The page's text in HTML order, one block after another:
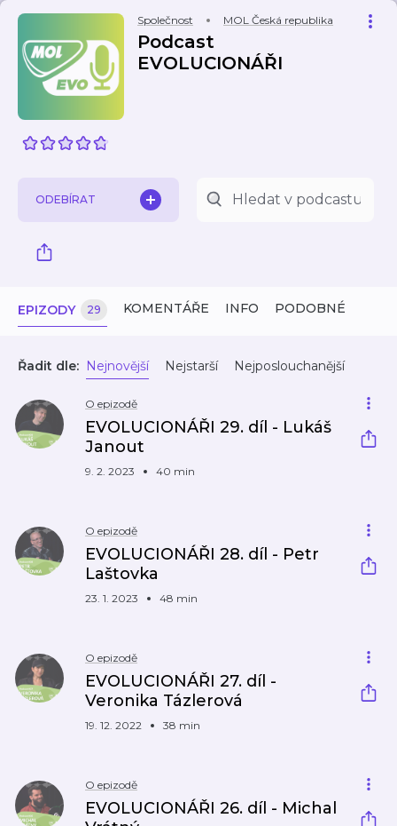
Společnost MOL Česká republika
Podcast
EVOLUCIONÁŘI
ODEBÍRAT
EPIZODY 29 KOMENTÁŘE INFO PODOBNÉ
Řadit dle: Nejnovější Nejstarší Nejposlouchanější
O epizodě
EVOLUCIONÁŘI 29. díl - Lukáš
Janout
9. 2. 2023 40 min
O epizodě
EVOLUCIONÁŘI 28. díl - Petr
Laštovka
23. 1. 2023 48 min
O epizodě
EVOLUCIONÁŘI 27. díl -
Veronika Tázlerová
19. 12. 2022 38 min
O epizodě
EVOLUCIONÁŘI 26. díl - Michal